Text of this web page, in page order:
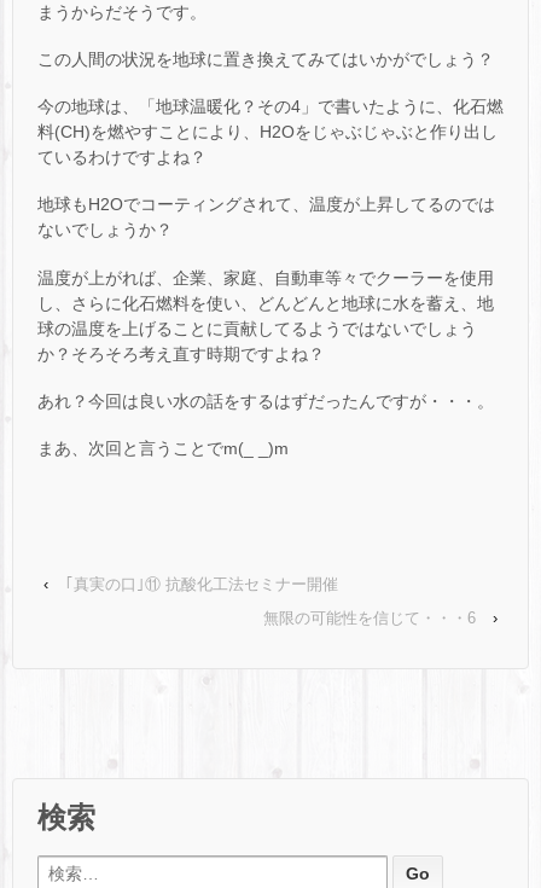
まうからだそうです。
この人間の状況を地球に置き換えてみてはいかがでしょう？
今の地球は、「地球温暖化？その4」で書いたように、化石燃
料(CH)を燃やすことにより、H2Oをじゃぶじゃぶと作り出し
ているわけですよね？
地球もH2Oでコーティングされて、温度が上昇してるのでは
ないでしょうか？
温度が上がれば、企業、家庭、自動車等々でクーラーを使用
し、さらに化石燃料を使い、どんどんと地球に水を蓄え、地
球の温度を上げることに貢献してるようではないでしょう
か？そろそろ考え直す時期ですよね？
あれ？今回は良い水の話をするはずだったんですが・・・。
まあ、次回と言うことでm(_ _)m
‹
｢真実の口｣⑪ 抗酸化工法セミナー開催
無限の可能性を信じて・・・6
›
検索
検索: